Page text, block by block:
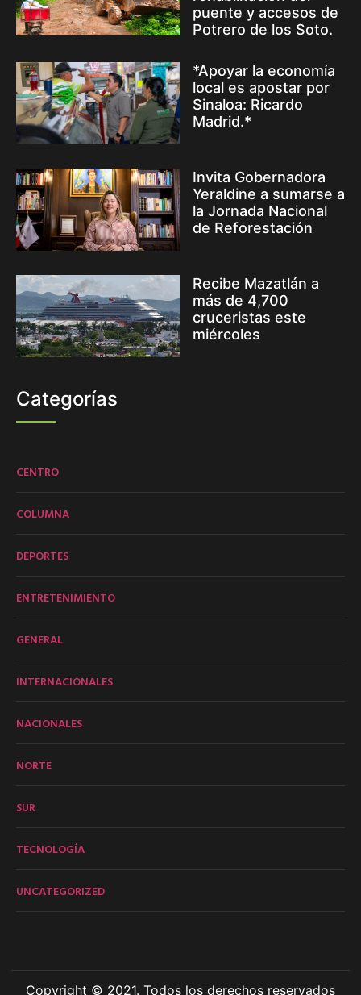
puente y accesos de
Potrero de los Soto.
*Apoyar la economía
local es apostar por
Sinaloa: Ricardo
Madrid.*
Invita Gobernadora
Yeraldine a sumarse a
la Jornada Nacional
de Reforestación
Recibe Mazatlán a
más de 4,700
cruceristas este
miércoles
Categorías
CENTRO
COLUMNA
DEPORTES
ENTRETENIMIENTO
GENERAL
INTERNACIONALES
NACIONALES
NORTE
SUR
TECNOLOGÍA
UNCATEGORIZED
Copyright © 2021. Todos los derechos reservados